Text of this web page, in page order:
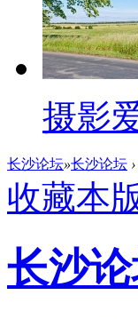
摄影
长沙论坛»长沙论坛 ›
收藏本
长沙